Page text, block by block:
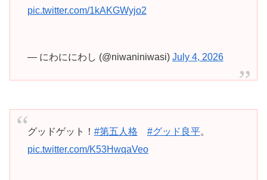
pic.twitter.com/1kAKGWyjo2
— にわににわし (@niwaniniwasi) July 4, 2026
グッドゲット！ #第五人格 #グッド良平。
pic.twitter.com/K53HwqaVeo